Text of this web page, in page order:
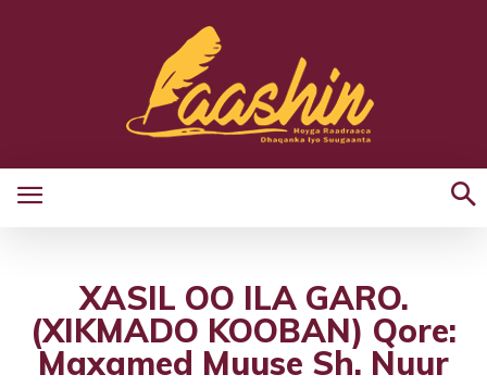
XASIL OO ILA GARO.
(XIKMADO KOOBAN) Qore:
Maxamed Muuse Sh. Nuur